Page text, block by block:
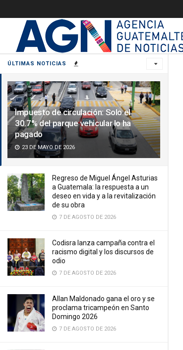
ÚLTIMAS NOTICIAS
Impuesto de circulación: Solo el
30.7% del parque vehicular lo ha
pagado
23 DE MAYO DE 2026
Regreso de Miguel Ángel Asturias
a Guatemala: la respuesta a un
deseo en vida y a la revitalización
de su obra
7 DE AGOSTO DE 2026
Codisra lanza campaña contra el
racismo digital y los discursos de
odio
7 DE AGOSTO DE 2026
Allan Maldonado gana el oro y se
proclama tricampeón en Santo
Domingo 2026
7 DE AGOSTO DE 2026